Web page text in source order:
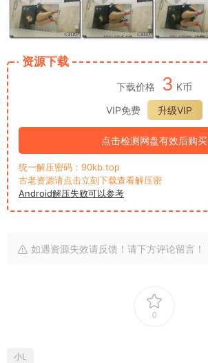
资源下载
下载价格 3 K币
VIP免费
升级VIP
点击检测网盘有效后购买
统一解压密码：90kb.top
古老资源请点击立刻下载查看解压密
Android解压失败可以参考
如遇资源失效请反馈！请下方评论留言！
0
小L